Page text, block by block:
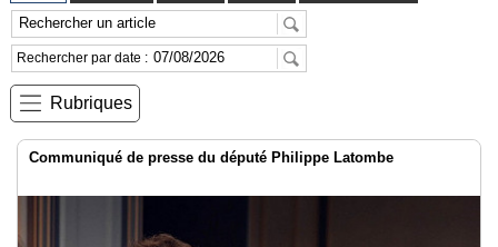
TvLocale
France
Accueil
RUBRIQUES
Agenda
Gazette
Rechercher par date :
Rubriques
Communiqué de presse du député Philippe Latombe